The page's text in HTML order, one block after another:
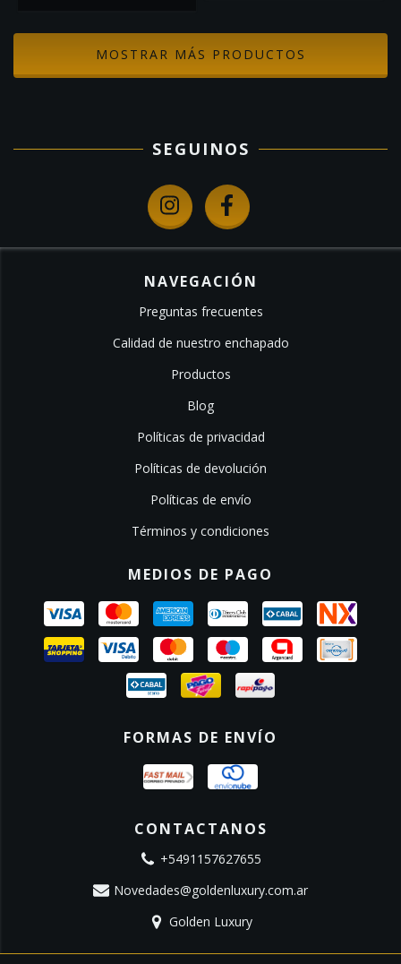
MOSTRAR MÁS PRODUCTOS
SEGUINOS
NAVEGACIÓN
Preguntas frecuentes
Calidad de nuestro enchapado
Productos
Blog
Políticas de privacidad
Políticas de devolución
Políticas de envío
Términos y condiciones
MEDIOS DE PAGO
FORMAS DE ENVÍO
CONTACTANOS
+5491157627655
Novedades@goldenluxury.com.ar
Golden Luxury